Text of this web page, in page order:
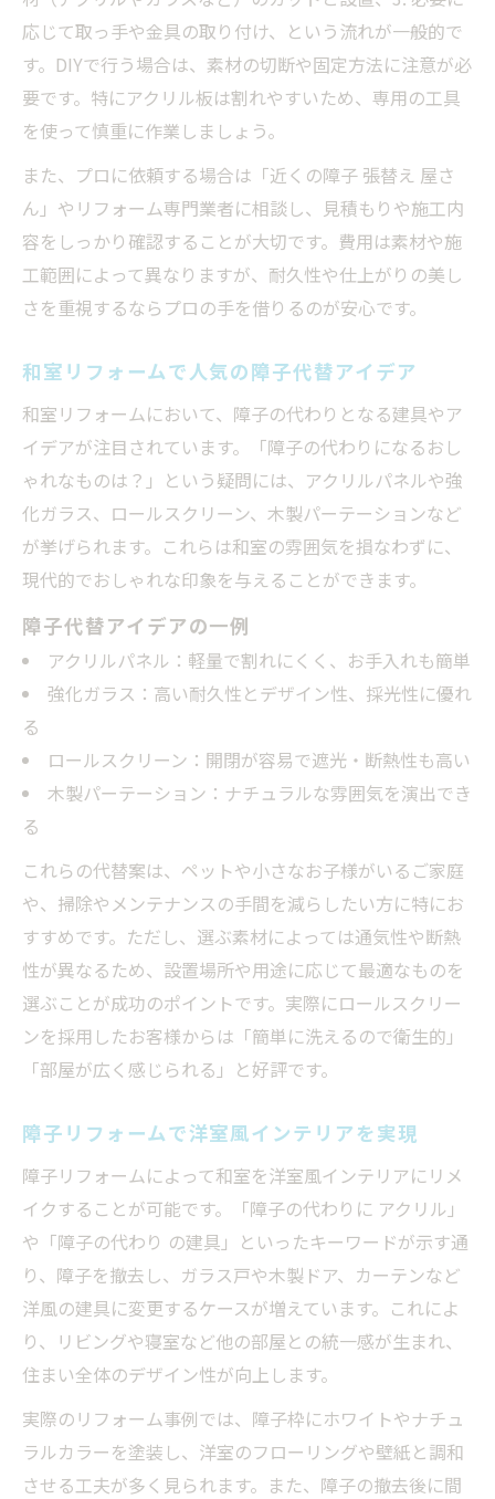
応じて取っ手や金具の取り付け、という流れが一般的で
す。DIYで行う場合は、素材の切断や固定方法に注意が必
要です。特にアクリル板は割れやすいため、専用の工具
を使って慎重に作業しましょう。
また、プロに依頼する場合は「近くの障子 張替え 屋さ
ん」やリフォーム専門業者に相談し、見積もりや施工内
容をしっかり確認することが大切です。費用は素材や施
工範囲によって異なりますが、耐久性や仕上がりの美し
さを重視するならプロの手を借りるのが安心です。
和室リフォームで人気の障子代替アイデア
和室リフォームにおいて、障子の代わりとなる建具やア
イデアが注目されています。「障子の代わりになるおし
ゃれなものは？」という疑問には、アクリルパネルや強
化ガラス、ロールスクリーン、木製パーテーションなど
が挙げられます。これらは和室の雰囲気を損なわずに、
現代的でおしゃれな印象を与えることができます。
障子代替アイデアの一例
アクリルパネル：軽量で割れにくく、お手入れも簡単
強化ガラス：高い耐久性とデザイン性、採光性に優れ
る
ロールスクリーン：開閉が容易で遮光・断熱性も高い
木製パーテーション：ナチュラルな雰囲気を演出でき
る
これらの代替案は、ペットや小さなお子様がいるご家庭
や、掃除やメンテナンスの手間を減らしたい方に特にお
すすめです。ただし、選ぶ素材によっては通気性や断熱
性が異なるため、設置場所や用途に応じて最適なものを
選ぶことが成功のポイントです。実際にロールスクリー
ンを採用したお客様からは「簡単に洗えるので衛生的」
「部屋が広く感じられる」と好評です。
障子リフォームで洋室風インテリアを実現
障子リフォームによって和室を洋室風インテリアにリメ
イクすることが可能です。「障子の代わりに アクリル」
や「障子の代わり の建具」といったキーワードが示す通
り、障子を撤去し、ガラス戸や木製ドア、カーテンなど
洋風の建具に変更するケースが増えています。これによ
り、リビングや寝室など他の部屋との統一感が生まれ、
住まい全体のデザイン性が向上します。
実際のリフォーム事例では、障子枠にホワイトやナチュ
ラルカラーを塗装し、洋室のフローリングや壁紙と調和
させる工夫が多く見られます。また、障子の撤去後に間